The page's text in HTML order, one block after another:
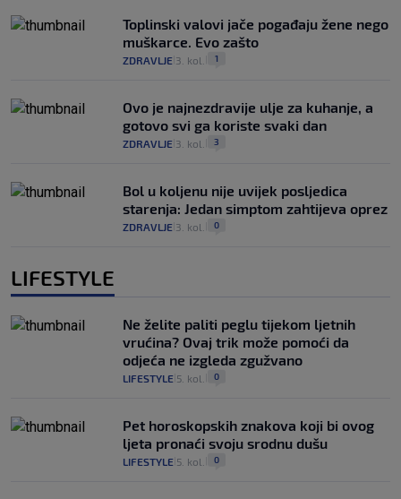
Toplinski valovi jače pogađaju žene nego
muškarce. Evo zašto
ZDRAVLJE 3. kol. 1
Ovo je najnezdravije ulje za kuhanje, a
gotovo svi ga koriste svaki dan
ZDRAVLJE 3. kol. 3
Bol u koljenu nije uvijek posljedica
starenja: Jedan simptom zahtijeva oprez
ZDRAVLJE 3. kol. 0
LIFESTYLE
Ne želite paliti peglu tijekom ljetnih
vrućina? Ovaj trik može pomoći da
odjeća ne izgleda zgužvano
LIFESTYLE 5. kol. 0
Pet horoskopskih znakova koji bi ovog
ljeta pronaći svoju srodnu dušu
LIFESTYLE 5. kol. 0